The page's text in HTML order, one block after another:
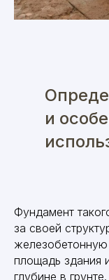
и
Фундамент
за своей
площадь здания
глубине в